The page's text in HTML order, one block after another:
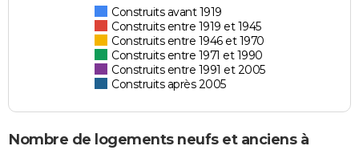
Construits avant 1919
Construits entre 1919 et 1945
Construits entre 1946 et 1970
Construits entre 1971 et 1990
Construits entre 1991 et 2005
Construits après 2005
Nombre de logements neufs et anciens à